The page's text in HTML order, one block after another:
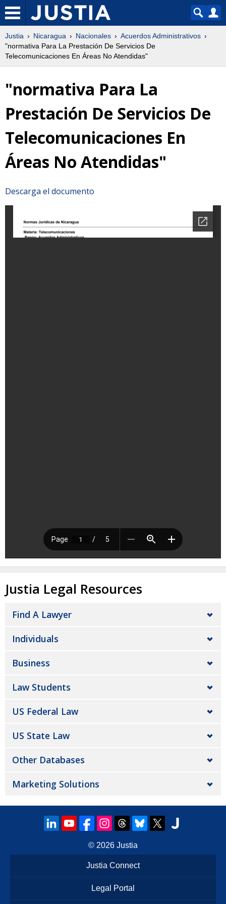
Justia Nicaragua Nacionales
Acuerdos Administrativos
"normativa Para La Prestación De Servicios De
Telecomunicaciones En Áreas No Atendidas"
"normativa Para La
Prestación De Servicios De
Telecomunicaciones En
Áreas No Atendidas"
Descarga el documento
Justia Legal Resources
Find A Lawyer
Individuals
Business
Law Students
US Federal Law
US State Law
Other Databases
Marketing Solutions
© 2026 Justia
Justia Connect
Legal Portal